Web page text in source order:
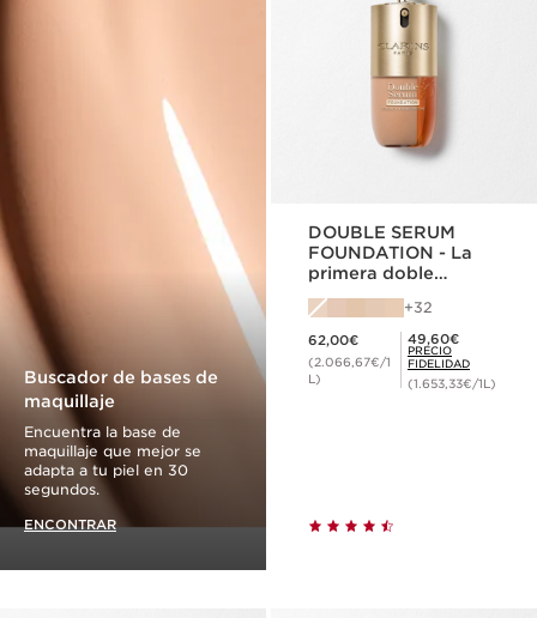
Buscador de bases de
maquillaje
Encuentra la base de
maquillaje que mejor se
adapta a tu piel en 30
segundos.
ENCONTRAR
DOUBLE SERUM
FOUNDATION - La
primera doble
tratamiento
antiedad*
32
62,00€
(2.066,67€/1
L)
Precio Fidelidad 49,60€
49,60€
PRECIO
FIDELIDAD
(1.653,33€/1L)